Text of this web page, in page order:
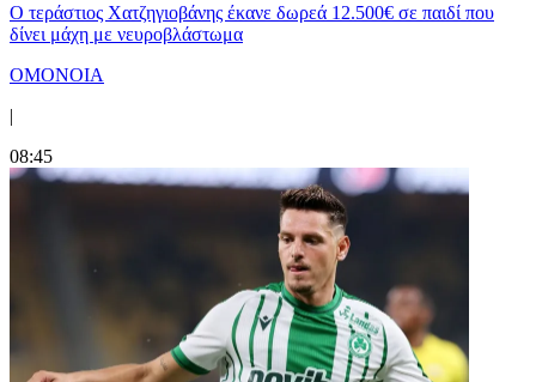
Ο τεράστιος Χατζηγιοβάνης έκανε δωρεά 12.500€ σε παιδί που
δίνει μάχη με νευροβλάστωμα
ΟΜΟΝΟΙΑ
|
08:45